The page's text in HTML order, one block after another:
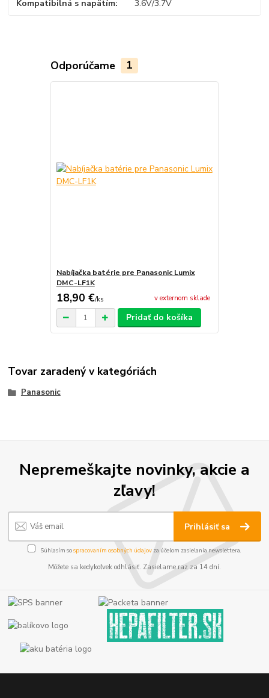
Kompatibilná s napätím 3.6V/3.7V
Odporúčame 1
Nabíjačka batérie pre Panasonic Lumix
DMC-LF1K
18,90 €/ks v externom sklade
Pridať do košíka
Tovar zaradený v kategóriách
Panasonic
Nepremeškajte novinky, akcie a
zľavy!
Prihlásiť sa
Súhlasím sospracovaním osobných údajov za účelom zasielania newslettera.
Môžete sa kedykoľvek odhlásiť. Zasielame raz za 14 dní.